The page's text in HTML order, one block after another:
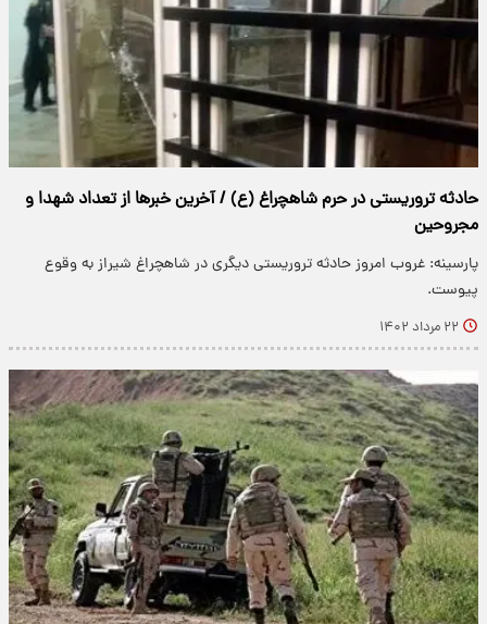
حادثه تروریستی در حرم شاهچراغ (ع) / آخرین خبرها از تعداد شهدا و
مجروحین
پارسینه: غروب امروز حادثه تروریستی دیگری در شاهچراغ شیراز به وقوع
پیوست.
۲۲ مرداد ۱۴۰۲